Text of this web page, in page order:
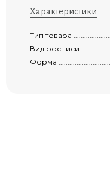
Характеристики
Тип товара
Вид росписи
Форма